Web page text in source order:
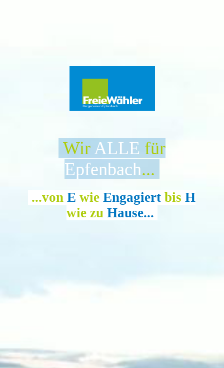
WirALLE für
Epfenbach...
...vonE wieEngagiert bisH
wie zu Hause...